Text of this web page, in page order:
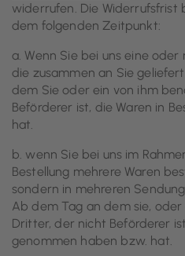
widerrufen. Die
dem folgenden Zeitpunkt:
a. Wenn Sie bei uns eine
die zusammen an Sie
dem Sie oder ein von ihm
Beförderer ist, die Waren in
hat.
b. wenn Sie bei uns im
Bestellung mehrere Waren
sondern in mehreren
Ab dem Tag an dem sie,
Dritter, der nicht Beförderer
genommen haben bzw. hat.